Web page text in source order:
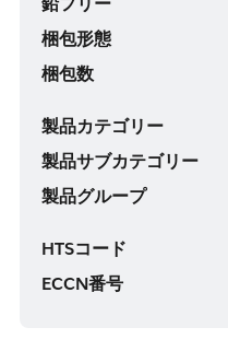
梱包形態
梱包数
製品カテゴリー
製品サブカテゴリー
製品グループ
HTSコード
ECCN番号